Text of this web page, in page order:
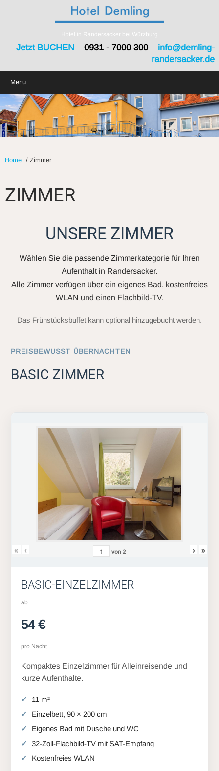
Hotel in Randersacker bei Würzburg
Jetzt BUCHEN0931 - 7000 300 info@demling-
randersacker.de
Menu
Home / Zimmer
ZIMMER
UNSERE ZIMMER
Wählen Sie die passende Zimmerkategorie für Ihren
Aufenthalt in Randersacker.
Alle Zimmer verfügen über ein eigenes Bad, kostenfreies
WLAN und einen Flachbild-TV.
Das Frühstücksbuffet kann optional hinzugebucht werden.
PREISBEWUSST ÜBERNACHTEN
BASIC ZIMMER
« ‹ von 2 › »
BASIC-EINZELZIMMER
ab
54 €
pro Nacht
Kompaktes Einzelzimmer für Alleinreisende und
kurze Aufenthalte.
11 m²
Einzelbett, 90 × 200 cm
Eigenes Bad mit Dusche und WC
32-Zoll-Flachbild-TV mit SAT-Empfang
Kostenfreies WLAN